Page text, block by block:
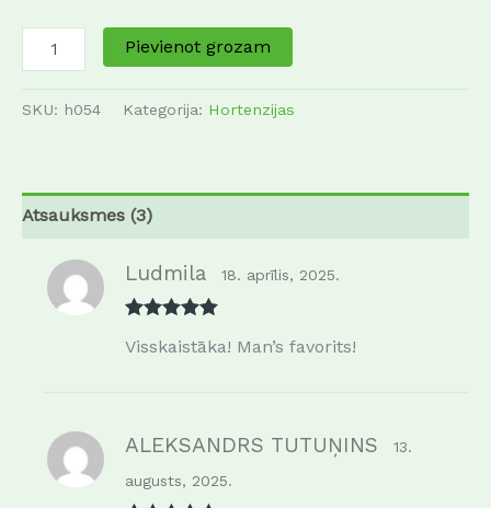
Pievienot grozam
SKU: h054 Kategorija: Hortenzijas
Atsauksmes (3)
ar5no 5
Ludmila 18. aprīlis, 2025.
Visskaistāka! Man’s favorits!
ALEKSANDRS TUTUŅINS
13.
augusts, 2025.